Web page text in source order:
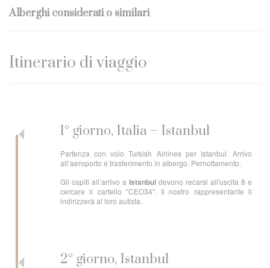
Alberghi considerati o similari
Itinerario di viaggio
1° giorno, Italia – Istanbul
Partenza con volo Turkish Airlines per Istanbul. Arrivo
all’aeroporto e trasferimento in albergo. Pernottamento.
Gli ospiti all’arrivo a Istanbul devono recarsi all'uscita 8 e
cercare il cartello "CEO34". Il nostro rappresentante li
indirizzerà al loro autista.
2° giorno, Istanbul